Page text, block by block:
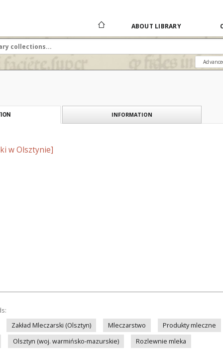
ABOUT LIBRARY
INFORMATION
w Olsztynie]
Zakład Mleczarski (Olsztyn)
Mleczarstwo
Produkty mleczne
Olsztyn (woj. warmińsko-mazurskie)
Rozlewnie mleka